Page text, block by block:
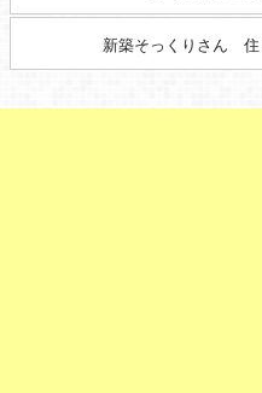
新築そっくりさん 住